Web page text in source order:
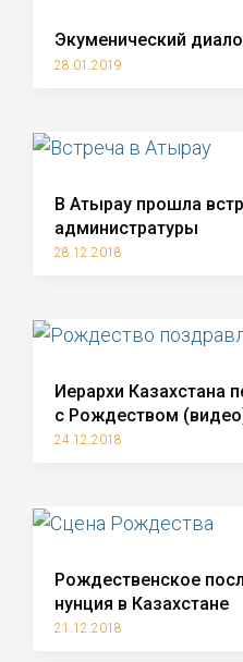
Экуменический
28.01.2019
В Атырау прошла
администратуры
28.12.2018
Иерархи Казахстана
с Рождеством
24.12.2018
Рождественское
нунция в Казахстане
21.12.2018